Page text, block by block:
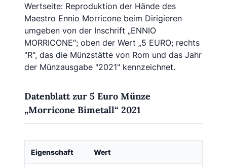
Wertseite: Reproduktion der Hände des
Maestro Ennio Morricone beim Dirigieren
umgeben von der Inschrift „ENNIO
MORRICONE“; oben der Wert „5 EURO; rechts
"R", das die Münzstätte von Rom und das Jahr
der Münzausgabe "2021" kennzeichnet.
Datenblatt zur 5 Euro Münze
„Morricone Bimetall“ 2021
Eigenschaft Wert